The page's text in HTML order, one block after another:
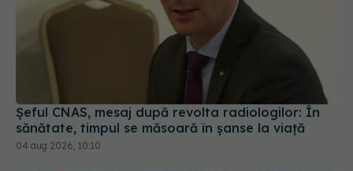
Șeful CNAS, mesaj după revolta radiologilor: În
sănătate, timpul se măsoară în șanse la viață
04 aug 2026, 10:10